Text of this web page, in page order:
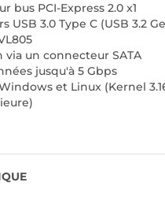
bus PCI-Express 2.0 x1
USB 3.0 Type C (USB 3.2
un connecteur SATA
jusqu'à 5 Gbps
et Linux (Kernel